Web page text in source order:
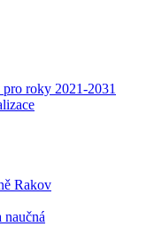
roky 2021-2031
Rakov
naučná